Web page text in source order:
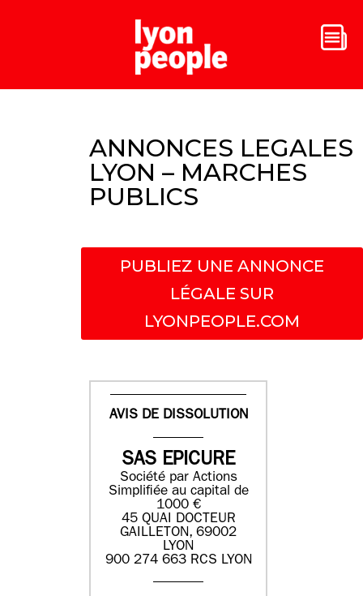
ANNONCES LEGALES
LYON – MARCHES
PUBLICS
PUBLIEZ UNE ANNONCE
LÉGALE SUR
LYONPEOPLE.COM
AVIS DE DISSOLUTION
SAS EPICURE
Société par Actions
Simplifiée au capital de
1000 €
45 QUAI DOCTEUR
GAILLETON, 69002
LYON
900 274 663 RCS LYON